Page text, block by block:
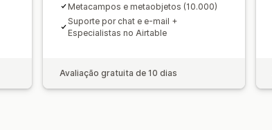
Metacampos e metaobjetos (10.000)
Suporte por chat e e-mail +
Especialistas no Airtable
Avaliação gratuita de 10 dias